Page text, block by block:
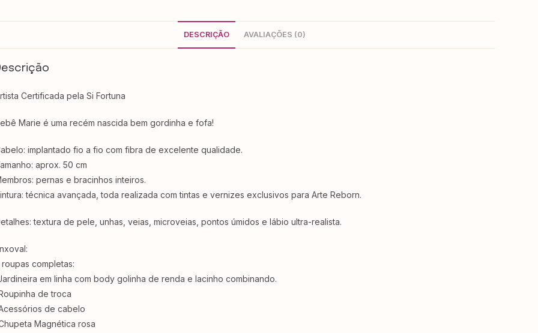
DESCRIÇÃO AVALIAÇÕES (0)
Certificada pela Si Fortuna
Marie é uma recém nascida bem gordinha e fofa!
implantado fio a fio com fibra de excelente qualidade.
aprox. 50 cm
pernas e bracinhos inteiros.
técnica avançada, toda realizada com tintas e vernizes exclusivos para Arte Reborn.
textura de pele, unhas, veias, microveias, pontos úmidos e lábio ultra-realista.
roupas completas:
em linha com body golinha de renda e lacinho combinando.
de troca
de cabelo
Magnética rosa